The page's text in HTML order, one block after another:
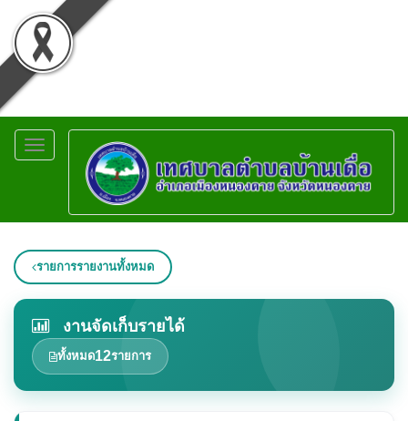
Toggle
navigation
รายการรายงานทั้งหมด
งานจัดเก็บรายได้
ทั้งหมด12รายการ